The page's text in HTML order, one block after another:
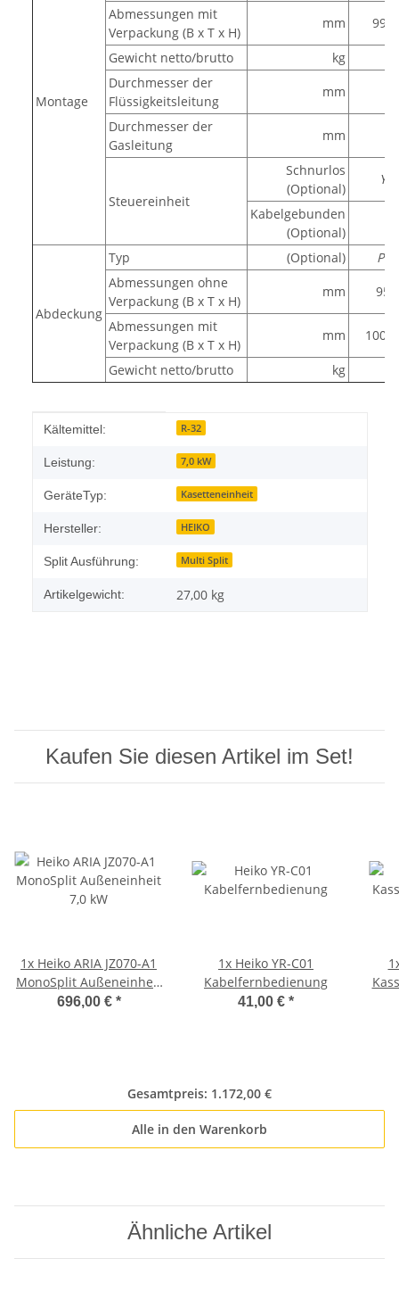
Montage
Abmessungen mit
Verpackung (B x T x H)
mm
Gewicht netto/brutto kg
Durchmesser der
Flüssigkeitsleitung
mm
Durchmesser der
Gasleitung
mm
Steuereinheit
Schnurlos
(Optional)
Kabelgebunden
(Optional)
Abdeckung
Typ (Optional)
Abmessungen ohne
Verpackung (B x T x H)
mm
Abmessungen mit
Verpackung (B x T x H)
mm
Gewicht netto/brutto kg
Produkteigenschaft
Wert
Kältemittel: R-32
Leistung: 7,0 kW
GeräteTyp: Kasetteneinheit
Hersteller: HEIKO
Split Ausführung: Multi Split
Artikelgewicht: 27,00 kg
Kaufen Sie diesen Artikel im Set!
1x Heiko ARIA JZ070-A1
MonoSplit Außeneinheit
7,0 kW
696,00 € *
1x Heiko YR-C01
Kabelfernbedienung
41,00 € *
Gesamtpreis: 1.172,00 €
Alle in den Warenkorb
Ähnliche Artikel